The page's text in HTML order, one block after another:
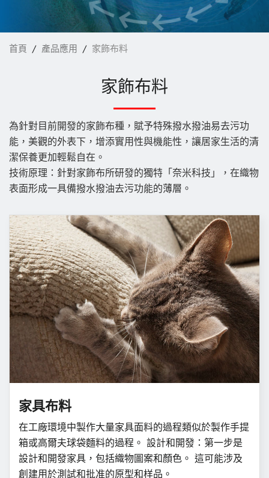
首頁 產品應用 家飾布料
家飾布料
為針對目前開發的家飾布種，賦予特殊撥水撥油易去污功
能，美觀的外表下，增添實用性與機能性，讓居家生活的清
潔保養更加輕鬆自在。
技術原理：針對家飾布所研發的獨特「奈米科技」，在織物
表面形成一具備撥水撥油去污功能的薄層。
家具布料
在工廠環境中製作大量家具面料的過程類似於製作手提
箱或高爾夫球袋麵料的過程。 設計和開發：第一步是
設計和開發家具，包括織物圖案和顏色。 這可能涉及
創建用於測試和批准的原型和样品。
成衣
最新消息
聯絡我們
繁體中文 English